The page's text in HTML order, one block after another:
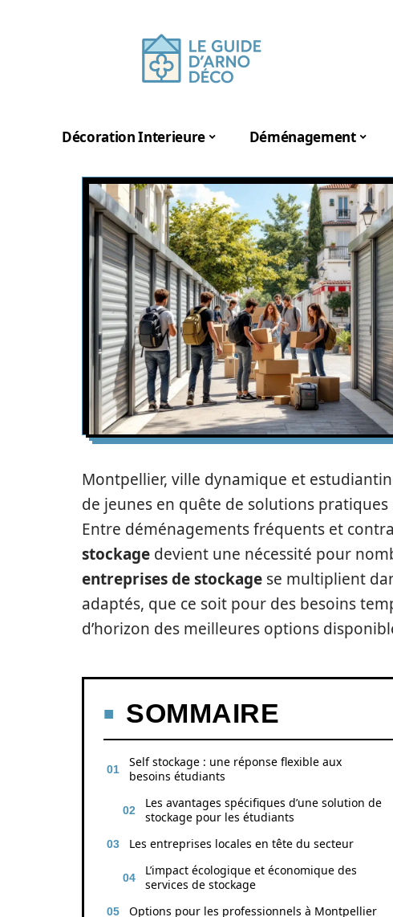
Décoration Interieure Déménagement
Montpellier, ville dynamique et
de jeunes en quête de solutions
Entre déménagements fréquents et
stockage devient une nécessité pour
entreprises de stockage se multiplient
adaptés, que ce soit pour des besoins
d’horizon des meilleures options
SOMMAIRE
Self stockage : une réponse flexible aux
besoins étudiants
Les avantages spécifiques d’une solution de
stockage pour les étudiants
Les entreprises locales en tête du secteur
L’impact écologique et économique des
services de stockage
Options pour les professionnels à Montpellier